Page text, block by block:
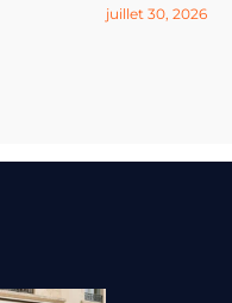
juillet 30, 2026